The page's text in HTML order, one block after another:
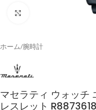
ホーム/腕時計
マセラティ ウォッチ
レスレット